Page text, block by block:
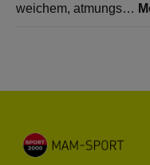
weichem, atmungs…